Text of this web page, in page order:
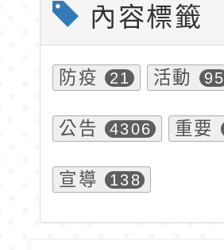
內容標籤
防疫 21 活動 95
公告 4306 重要
宣導 138